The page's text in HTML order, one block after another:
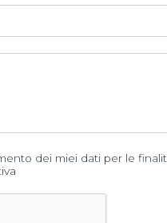
dei miei dati per le